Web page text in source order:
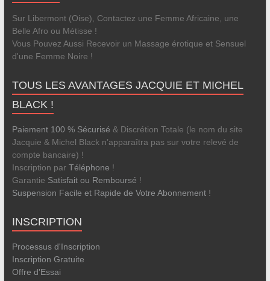
Sur Libermont (Oise), Contactez une Femme Africaine, une
Belle Afro ou Métisse !
Vous Pouvez Aussi Recevoir un Massage érotique et Sensuel
d'une Femme Noire !
TOUS LES AVANTAGES JACQUIE ET MICHEL
BLACK !
Paiement 100 % Sécurisé & Discrétion Totale (le nom du site
Jacquie & Michel Black n’apparaîtra pas sur votre relevé de
compte bancaire) !
Inscription par Téléphone !
Garantie Satisfait ou Remboursé !
Suspension Facile et Rapide de Votre Abonnement!
INSCRIPTION
Processus d'Inscription
Inscription Gratuite
Offre d'Essai